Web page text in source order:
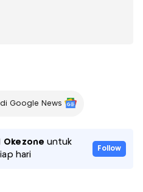
Google News
Okezone untuk
hari
Follow